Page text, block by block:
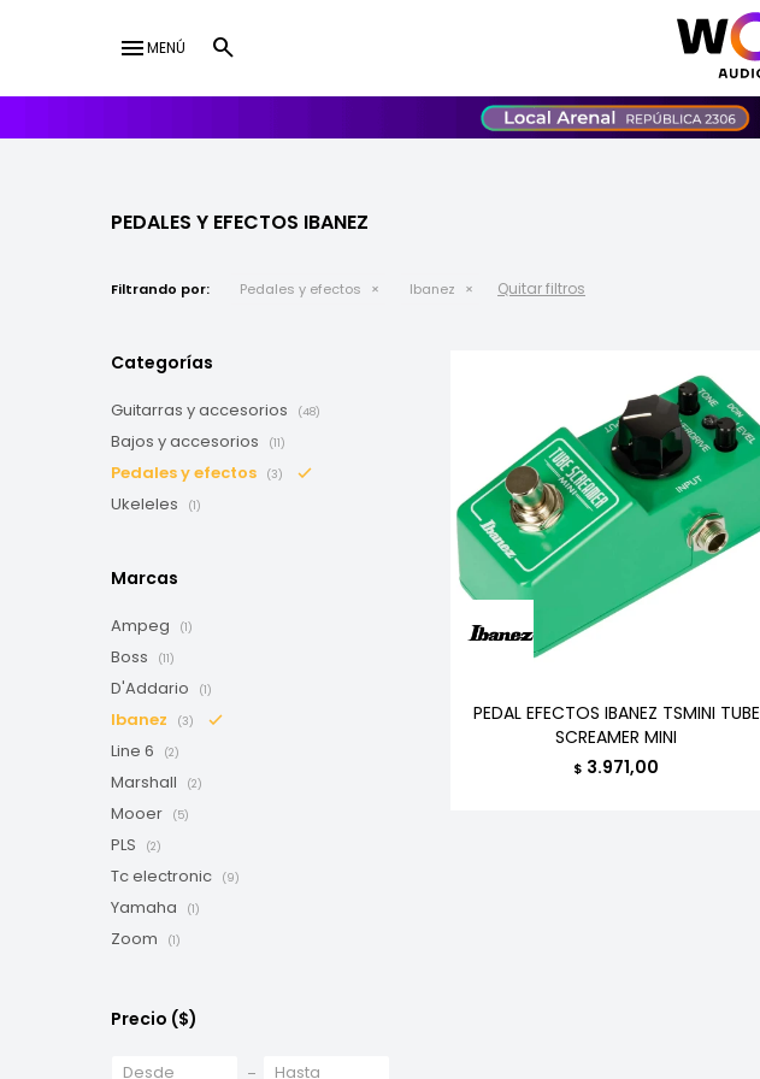
menuMENÚ
PEDALES Y EFECTOS IBANEZ
Filtrando por: Pedales y efectos Ibanez Quitar filtros
PEDAL EFECTOS IBANEZ TSMINI TUBE
SCREAMER MINI
$ 3.971,00
Categorías
Guitarras y accesorios (48)
Bajos y accesorios (11)
Pedales y efectos (3)
Ukeleles (1)
Marcas
Ampeg (1)
Boss (11)
D'Addario (1)
Ibanez (3)
Line 6 (2)
Marshall (2)
Mooer (5)
PLS (2)
Tc electronic (9)
Yamaha (1)
Zoom (1)
Precio ($)